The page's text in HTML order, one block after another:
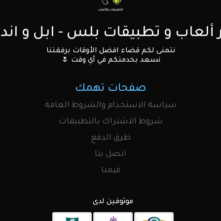
ألعاب و تطبيقات بلس - ابل و
نتمنى لكم قضاء افضل الأوقات برفقتنا
نسعد بخدمتكم في أي وقت 🌷
صفحات تهمك
سياسة الاستخدام والشروط العامة
شروط الاشتراك بالتطبيقات
طرق الدفع
اتصل بنا
قيمنا
موثوقين لدى